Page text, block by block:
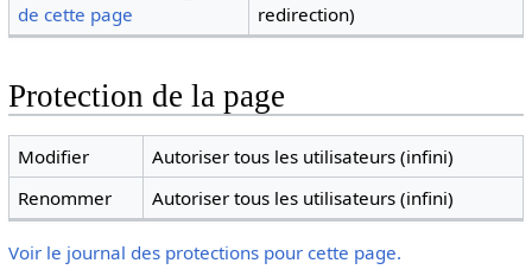
de cette page
redirection)
Protection de la page
Modifier
Autoriser tous les utilisateurs (infini)
Renommer
Autoriser tous les utilisateurs (infini)
Voir le journal des protections pour cette page.